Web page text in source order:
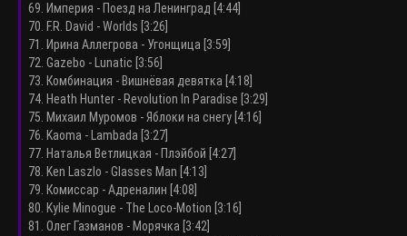
69. Империя - Поезд на Ленинград [4:44]
70. F.R. David - Worlds [3:26]
71. Ирина Аллегрова - Угонщица [3:59]
72. Gazebo - Lunatic [3:56]
73. Комбинация - Вишнёвая девятка [4:18]
74. Heath Hunter - Revolution In Paradise [3:29]
75. Михаил Муромов - Яблоки на снегу [4:16]
76. Kaoma - Lambada [3:27]
77. Наталья Ветлицкая - Плэйбой [4:27]
78. Ken Laszlo - Glasses Man [4:13]
79. Комиссар - Адреналин [4:08]
80. Kylie Minogue - The Loco-Motion [3:16]
81. Олег Газманов - Морячка [3:42]